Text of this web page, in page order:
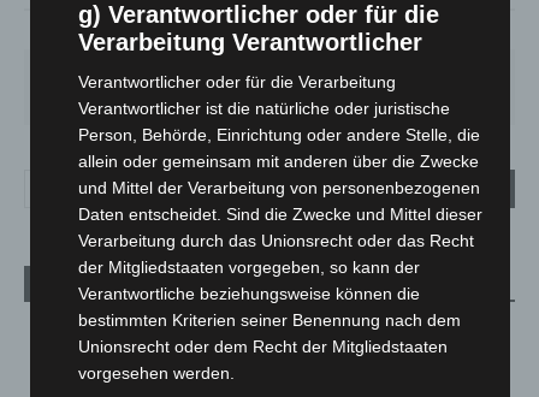
38% 7%
SA.
27°
SO.
34°
MO.
26°
DI.
23 ° 26
Aktuelle Beiträge
Kunst trifft Weingenuss: Barbara-Susann Mehring zeigt ihre
Werke im Jacques’ Wein-Depot Isernhagen
8. August 2026
g) Verantwortlicher oder für die
Verarbeitung Verantwortlicher
Verantwortlicher oder für die Verarbeitung
Verantwortlicher ist die natürliche oder juristische
Person, Behörde, Einrichtung oder andere Stelle, die
allein oder gemeinsam mit anderen über die Zwecke
und Mittel der Verarbeitung von personenbezogenen
Daten entscheidet. Sind die Zwecke und Mittel dieser
Verarbeitung durch das Unionsrecht oder das Recht
der Mitgliedstaaten vorgegeben, so kann der
Verantwortliche beziehungsweise können die
bestimmten Kriterien seiner Benennung nach dem
Unionsrecht oder dem Recht der Mitgliedstaaten
vorgesehen werden.